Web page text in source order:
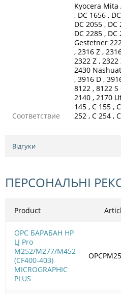
Соответствие
Kyocera Mita
, DC 1656 ,
DC 2055 , DC
DC 2285 , DC
Gestetner
, 2316 Z ,
2322 Z , 2322
2430
, 3916 D ,
8122 , 8122
2140 , 2170
145 , C 155 ,
252 , C 254 ,
Відгуки
ПЕРСОНАЛЬНІ
Product
OPC БАРАБАН HP
LJ Pro
M252/M277/M452
(CF400-403)
MICROGRAPHIC
PLUS